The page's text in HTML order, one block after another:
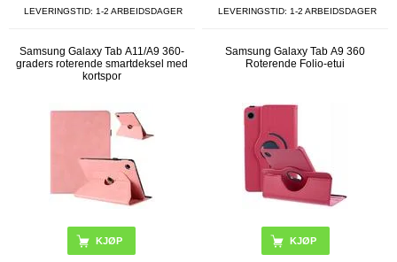
LEVERINGSTID: 1-2 ARBEIDSDAGER LEVERINGSTID: 1-2 ARBEIDSDAGER
Samsung Galaxy Tab A11/A9 360-
graders roterende smartdeksel med
kortspor
KJØP
Samsung Galaxy Tab A9 360
Roterende Folio-etui
KJØP